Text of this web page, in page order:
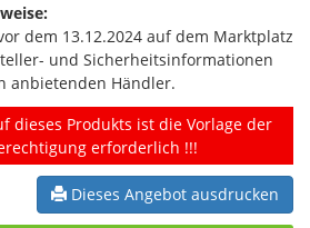
dem 13.12.2024 auf dem Marktplatz
und Sicherheitsinformationen
anbietenden Händler.
dieses Produkts ist die Vorlage der
erforderlich !!!
Dieses Angebot ausdrucken